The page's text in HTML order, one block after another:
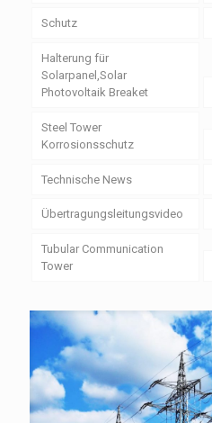
Schutz
Halterung für
Solarpanel,Solar
Photovoltaik Breaket
Steel Tower
Korrosionsschutz
Technische News
Übertragungsleitungsvideo
Tubular Communication
Tower